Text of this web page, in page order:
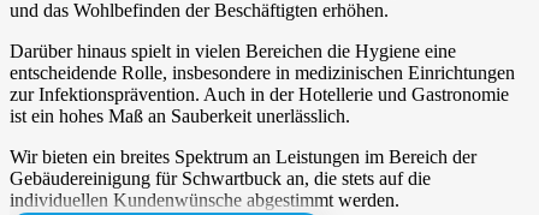
und das Wohlbefinden der Beschäftigten erhöhen.
Darüber hinaus spielt in vielen Bereichen die Hygiene eine
entscheidende Rolle, insbesondere in medizinischen Einrichtungen
zur Infektionsprävention. Auch in der Hotellerie und Gastronomie
ist ein hohes Maß an Sauberkeit unerlässlich.
Wir bieten ein breites Spektrum an Leistungen im Bereich der
Gebäudereinigung für Schwartbuck an, die stets auf die
individuellen Kundenwünsche abgestimmt werden.